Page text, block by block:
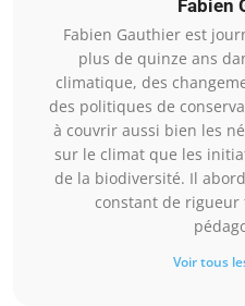
Fabien
Fabien Gauthier est
plus de quinze ans
climatique, des
des politiques de
à couvrir aussi bien les
sur le climat que les
de la biodiversité. Il
constant de
Voir tous